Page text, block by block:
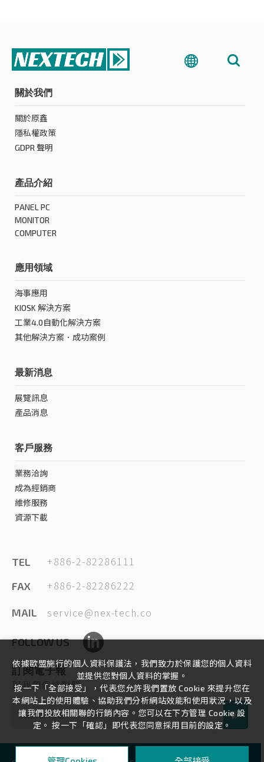
關於我們
關於原鑫
隱私權政策
GDPR 聲明
產品介紹
PANEL PC
MONITOR
COMPUTER
應用領域
海事應用
KIOSK 解決方案
工業4.0自動化解決方案
其他解決方案．成功案例
最新消息
展覽訊息
產品消息
客戶服務
業務洽詢
成為經銷商
維修服務
資源下載
TEL +886-2-82286111
FAX +886-2-82286222
MAIL service@nex-tech.co
FOLLOW US
訂閱電子報
與我們保持聯繫
依據歐盟施行的個人資料保護法，我們致力於保護您的個人資料
並提供您對個人資料的掌握。
按一下「全部接受」，代表您允許我們置放 Cookie 來提升您在
本網站上的使用體驗、協助我們分析網站效能和使用狀況，以及
讓我們投放相關聯的行銷內容。您可以在下方管理 Cookie 設
定。 按一下「確認」即代表您同意採用目前的設定。